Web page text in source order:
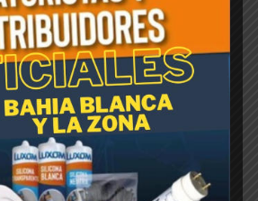
relacionados